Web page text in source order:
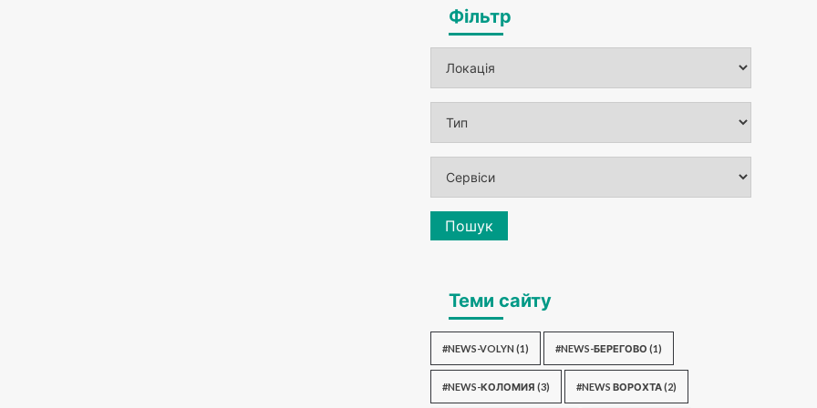
Фільтр
Пошук
Теми сайту
#NEWS-VOLYN (1) #NEWS-БЕРЕГОВО (1)
#NEWS-КОЛОМИЯ (3) #NEWS ВОРОХТА(2)